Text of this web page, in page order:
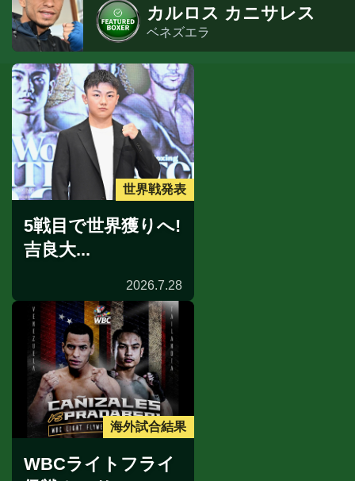
カルロス カニサレス
ベネズエラ
世界戦発表
5戦目で世界獲りへ!
吉良大...
2026.7.28
海外試合結果
WBCライトフライ